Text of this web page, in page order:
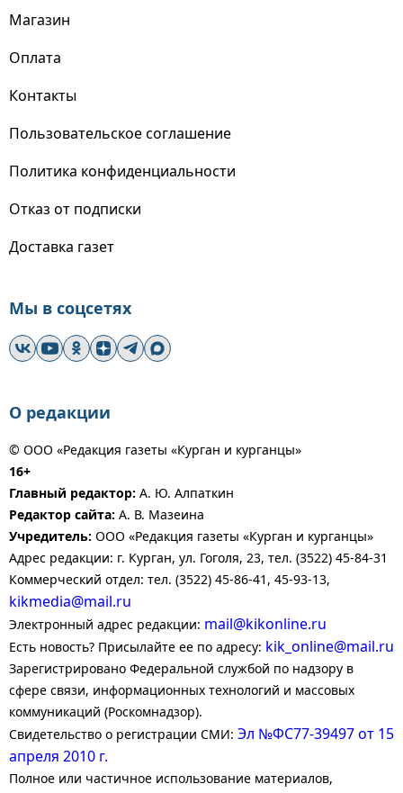
Магазин
Оплата
Контакты
Пользовательское соглашение
Политика конфиденциальности
Отказ от подписки
Доставка газет
Мы в соцсетях
О редакции
© ООО «Редакция газеты «Курган и курганцы»
16+
Главный редактор: А. Ю. Алпаткин
Редактор сайта: А. В. Мазеина
Учредитель: ООО «Редакция газеты «Курган и курганцы»
Адрес редакции: г. Курган, ул. Гоголя, 23, тел. (3522) 45-84-31
Коммерческий отдел: тел. (3522) 45-86-41, 45-93-13,
kikmedia@mail.ru
Электронный адрес редакции: mail@kikonline.ru
Есть новость? Присылайте ее по адресу: kik_online@mail.ru
Зарегистрировано Федеральной службой по надзору в
сфере связи, информационных технологий и массовых
коммуникаций (Роскомнадзор).
Свидетельство о регистрации СМИ: Эл №ФС77-39497 от 15
апреля 2010 г.
Полное или частичное использование материалов,